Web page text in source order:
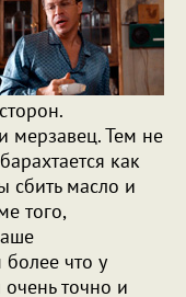
мерзавец. Тем не
как
сбить масло и
того,
что у
точно и